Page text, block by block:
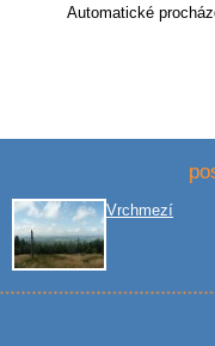
Automatické
Vrchmezí